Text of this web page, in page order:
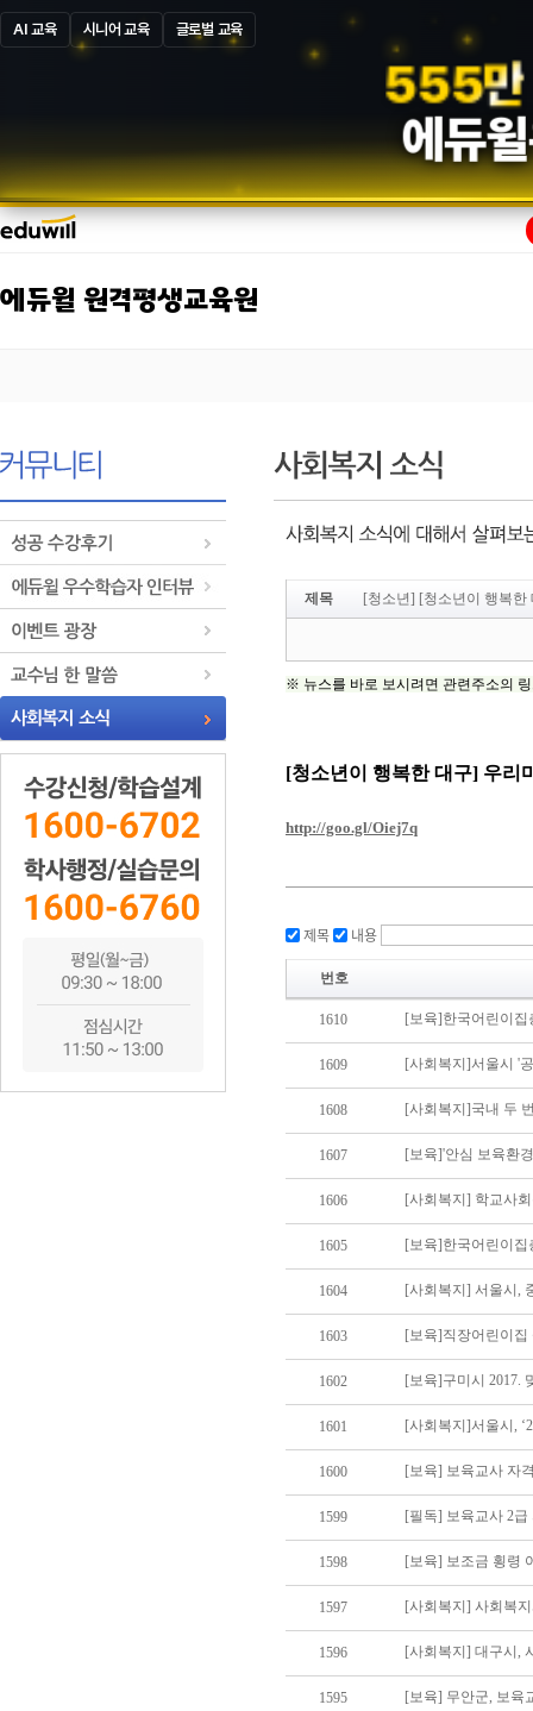
AI 교육 시니어 교육 글로벌 교육
587만
에듀윌
에듀윌 원격평생교육원
제목 [청소년] [청소년이 행복
제목 내용
번호
1610
1609
1608 [사회복지]국내 두
1607 [보육]'안심 보육환
1606 [사회복지] 학교사
1605
1604 [사회복지] 서울시,
1603 [보육]직장어린이집
1602 [보육]구미시 2017.
1601 [사회복지]서울시,
1600 [보육] 보육교사 자
1599 [필독] 보육교사 2
1598 [보육] 보조금 횡령
1597 [사회복지] 사회복
1596 [사회복지] 대구시,
1595 [보육] 무안군, 보육